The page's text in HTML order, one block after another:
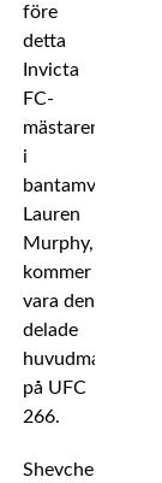
före
detta
Invicta
FC-
mästaren
i
bantamvikt,
Lauren
Murphy,
kommer
vara den
delade
huvudmatchen
på UFC
266.
Shevchenko